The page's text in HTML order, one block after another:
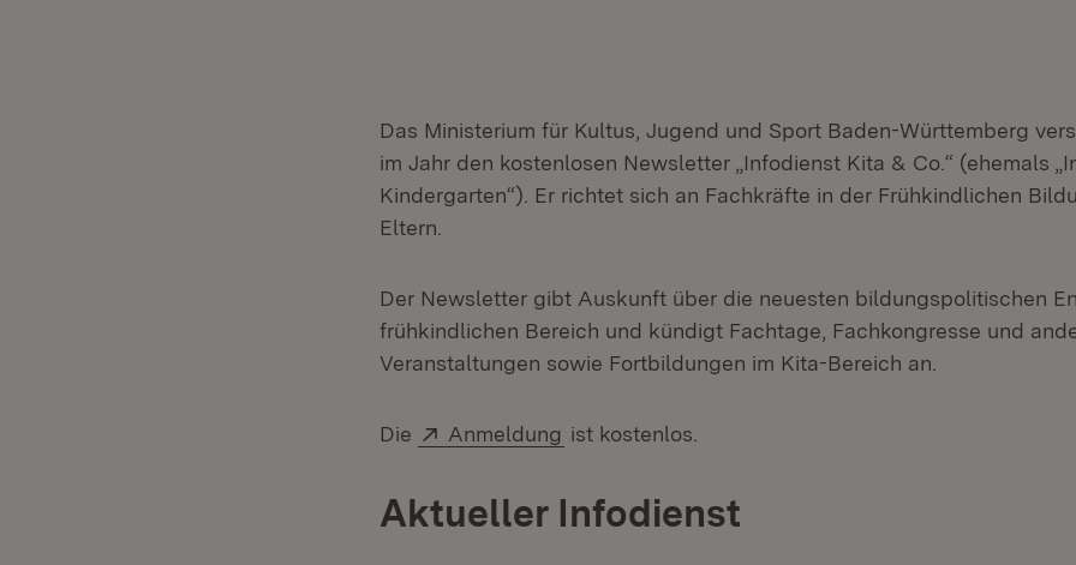
Das Ministerium für Kultus, Jugend und Sport Baden-Württemberg
im Jahr den kostenlosen Newsletter „Infodienst Kita & Co.“ (ehemals
Kindergarten“). Er richtet sich an Fachkräfte in der Frühkindlichen
Eltern.
Der Newsletter gibt Auskunft über die neuesten bildungspolitischen
frühkindlichen Bereich und kündigt Fachtage, Fachkongresse und
Veranstaltungen sowie Fortbildungen im Kita-Bereich an.
Die Extern:
Anmeldung (Öffnet in neuem Fenster)
ist kostenlos.
Aktueller Infodienst